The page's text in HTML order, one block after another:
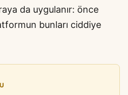
da uygulanır: önce
bunları ciddiye